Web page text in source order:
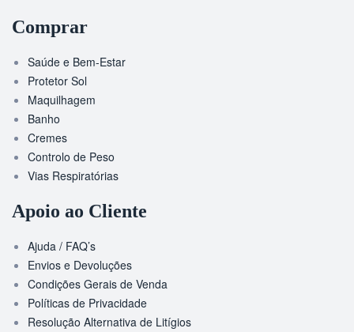
Comprar
Saúde e Bem-Estar
Protetor Sol
Maquilhagem
Banho
Cremes
Controlo de Peso
Vias Respiratórias
Apoio ao Cliente
Ajuda / FAQ’s
Envios e Devoluções
Condições Gerais de Venda
Políticas de Privacidade
Resolução Alternativa de Litígios